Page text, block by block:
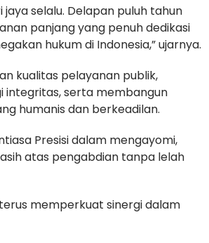
selalu. Delapan puluh tahun
panjang yang penuh dedikasi
hukum di Indonesia,” ujarnya.
kualitas pelayanan publik,
integritas, serta membangun
humanis dan berkeadilan.
Presisi dalam mengayomi,
atas pengabdian tanpa lelah
memperkuat sinergi dalam